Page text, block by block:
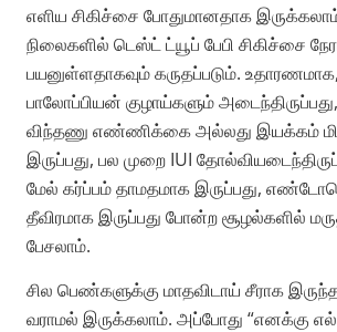
எளிய சிகிச்சை போதுமானதாக
நிலைகளில் டெஸ்ட் ட்யூப் பேபி சிகிச்சை
பயனுள்ளதாகவும் கருதப்படும்.
பாலோப்பியன் குழாய்களும்
விந்தணு எண்ணிக்கை அல்லது இயக்கம்
இருப்பது, பல முறை IUI
மேல் கர்ப்பம் தாமதமாக இருப்பது,
தீவிரமாக இருப்பது போன்ற சூழல்களில்
பேசலாம்.
சில பெண்களுக்கு மாதவிடாய் சீராக
வராமல் இருக்கலாம். அப்போது “எனக்கு